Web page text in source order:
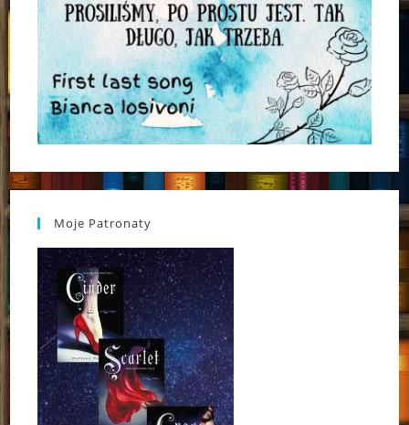
Moje Patronaty